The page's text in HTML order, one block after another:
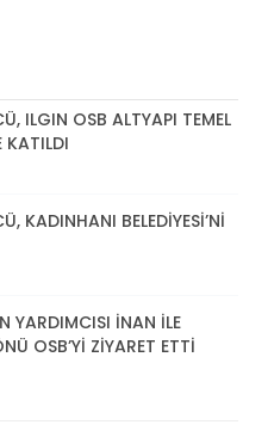
ILGIN OSB ALTYAPI TEMEL
KATILDI
KADINHANI BELEDİYESİ’Nİ
YARDIMCISI İNAN İLE
OSB’Yİ ZİYARET ETTİ